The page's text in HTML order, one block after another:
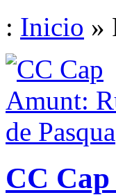
: Inicio »
CC